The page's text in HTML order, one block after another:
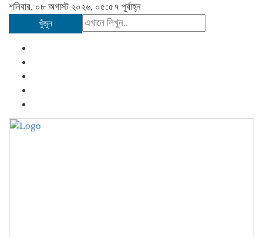
শনিবার, ০৮ অগাস্ট ২০২৬, ০৫:৫৭ পূর্বাহ্ন
খুঁজুন